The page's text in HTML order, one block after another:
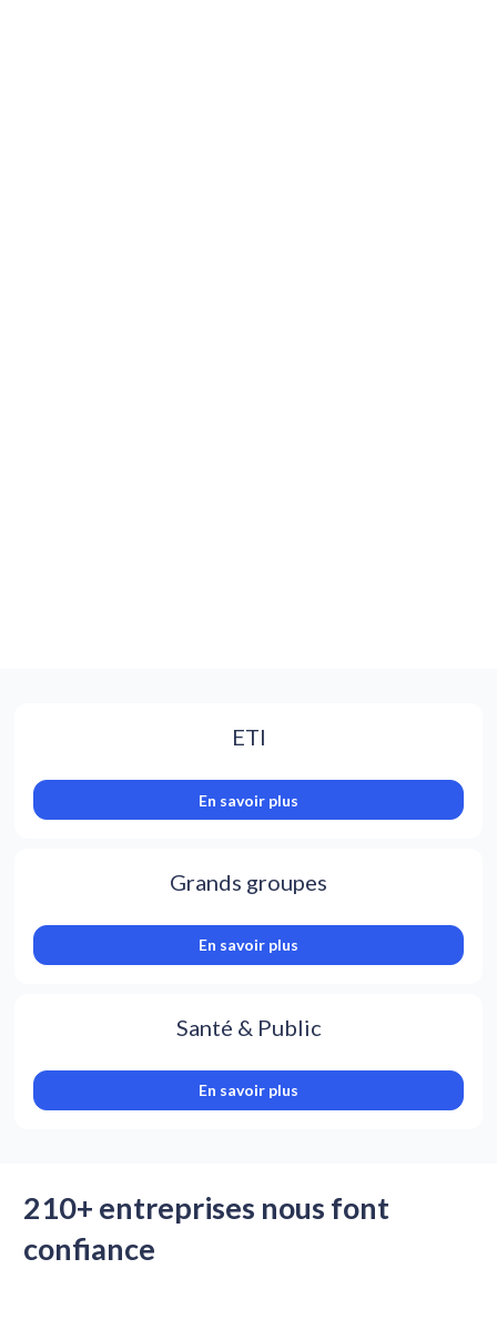
ETI
En savoir plus
Grands groupes
En savoir plus
Santé & Public
En savoir plus
210+ entreprises nous font
confiance